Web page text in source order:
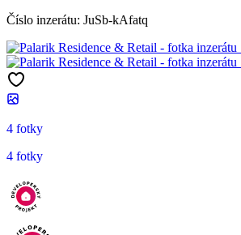
Číslo inzerátu: JuSb-kAfatq
4 fotky
4 fotky